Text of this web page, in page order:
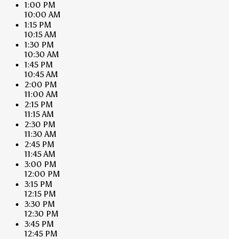
1:00 PM
10:00 AM
1:15 PM
10:15 AM
1:30 PM
10:30 AM
1:45 PM
10:45 AM
2:00 PM
11:00 AM
2:15 PM
11:15 AM
2:30 PM
11:30 AM
2:45 PM
11:45 AM
3:00 PM
12:00 PM
3:15 PM
12:15 PM
3:30 PM
12:30 PM
3:45 PM
12:45 PM